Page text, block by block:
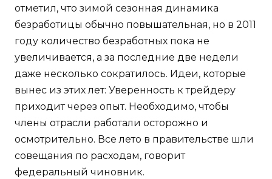
отметил, что зимой сезонная динамика
безработицы обычно повышательная, но в 2011
году количество безработных пока не
увеличивается, а за последние две недели
даже несколько сократилось. Идеи, которые
вынес из этих лет: Уверенность к трейдеру
приходит через опыт. Необходимо, чтобы
члены отрасли работали осторожно и
осмотрительно. Все лето в правительстве шли
совещания по расходам, говорит
федеральный чиновник.